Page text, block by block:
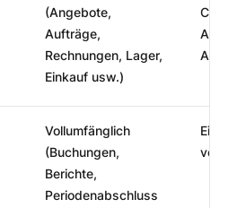
(Angebote,
Aufträge,
Rechnungen, Lager,
Einkauf usw.)
CRM
Vollumfänglich
(Buchungen,
Berichte,
Periodenabschluss